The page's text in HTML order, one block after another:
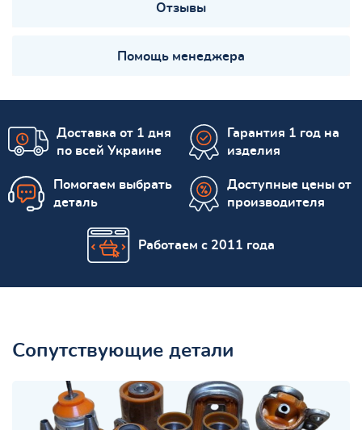
Отзывы
Помощь менеджера
Доставка от 1 дня
по всей Украине
Гарантия 1 год на
изделия
Помогаем выбрать
деталь
Доступные цены от
производителя
Работаем с 2011 года
Сопутствующие детали